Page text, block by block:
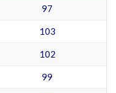
97
103
102
99